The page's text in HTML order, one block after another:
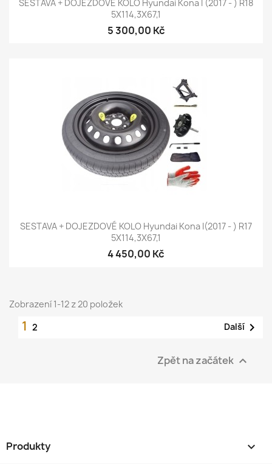
SESTAVA + DOJEZDOVÉ KOLO Hyundai Kona I (2017 - ) R18
5X114,3X67,1
5 300,00 Kč
SESTAVA + DOJEZDOVÉ KOLO Hyundai Kona I(2017 - ) R17
5X114,3X67,1
4 450,00 Kč
Zobrazení 1-12 z 20 položek
1 2 Další 
Zpět na začátek 
Produkty 